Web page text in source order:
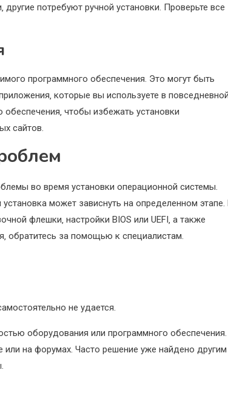
потребуют ручной установки. Проверьте все
программного обеспечения. Это могут быть
которые вы используете в
чтобы избежать установки
сайтов.
во время установки операционной системы.
может зависнуть на определенном этапе.
флешки‚ настройки BIOS или UEFI‚ а также
обратитесь за помощью к специалистам.
не удается.
оборудования или программного обеспечения.
на форумах. Часто решение уже найдено другим